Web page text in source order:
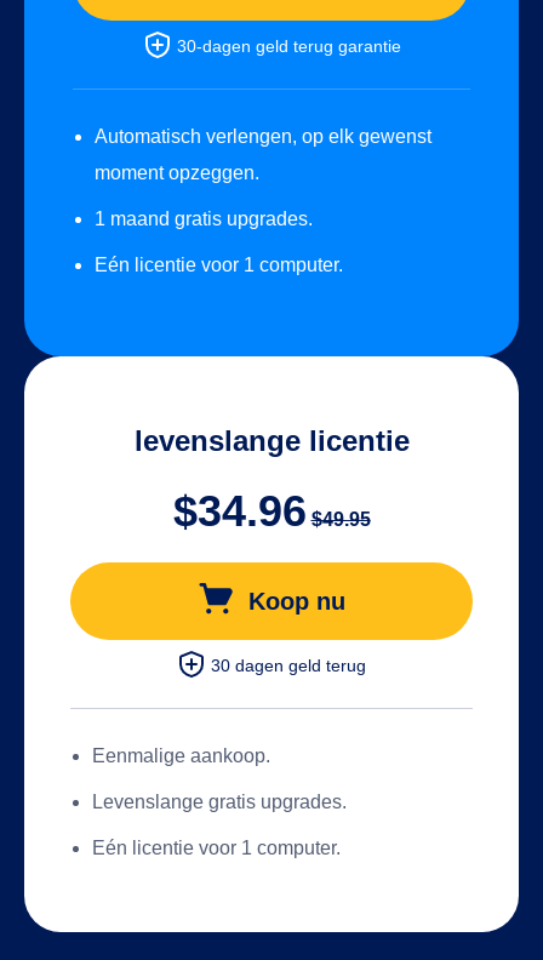
levenslange licentie
$34.96 $49.95
Koop nu
30 dagen geld terug
Eenmalige aankoop.
Levenslange gratis upgrades.
Eén licentie voor 1 computer.
30-dagen geld terug garantie
Automatisch verlengen, op elk gewenst
moment opzeggen.
1 maand gratis upgrades.
Eén licentie voor 1 computer.